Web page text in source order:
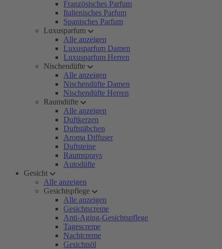
Französisches Parfum
Italienisches Parfum
Spanisches Parfum
Luxusparfum
Alle anzeigen
Luxusparfum Damen
Luxusparfum Herren
Nischendüfte
Alle anzeigen
Nischendüfte Damen
Nischendüfte Herren
Raumdüfte
Alle anzeigen
Duftkerzen
Duftstäbchen
Aroma Diffuser
Duftsteine
Raumsprays
Autodüfte
Gesicht
Alle anzeigen
Gesichtspflege
Alle anzeigen
Gesichtscreme
Anti-Aging-Gesichtspflege
Tagescreme
Nachtcreme
Gesichtsöl